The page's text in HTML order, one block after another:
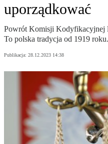
uporządkować
Powrót Komisji Kodyfikacyjnej
To polska tradycja od 1919 roku.
Publikacja: 28.12.2023 14:38